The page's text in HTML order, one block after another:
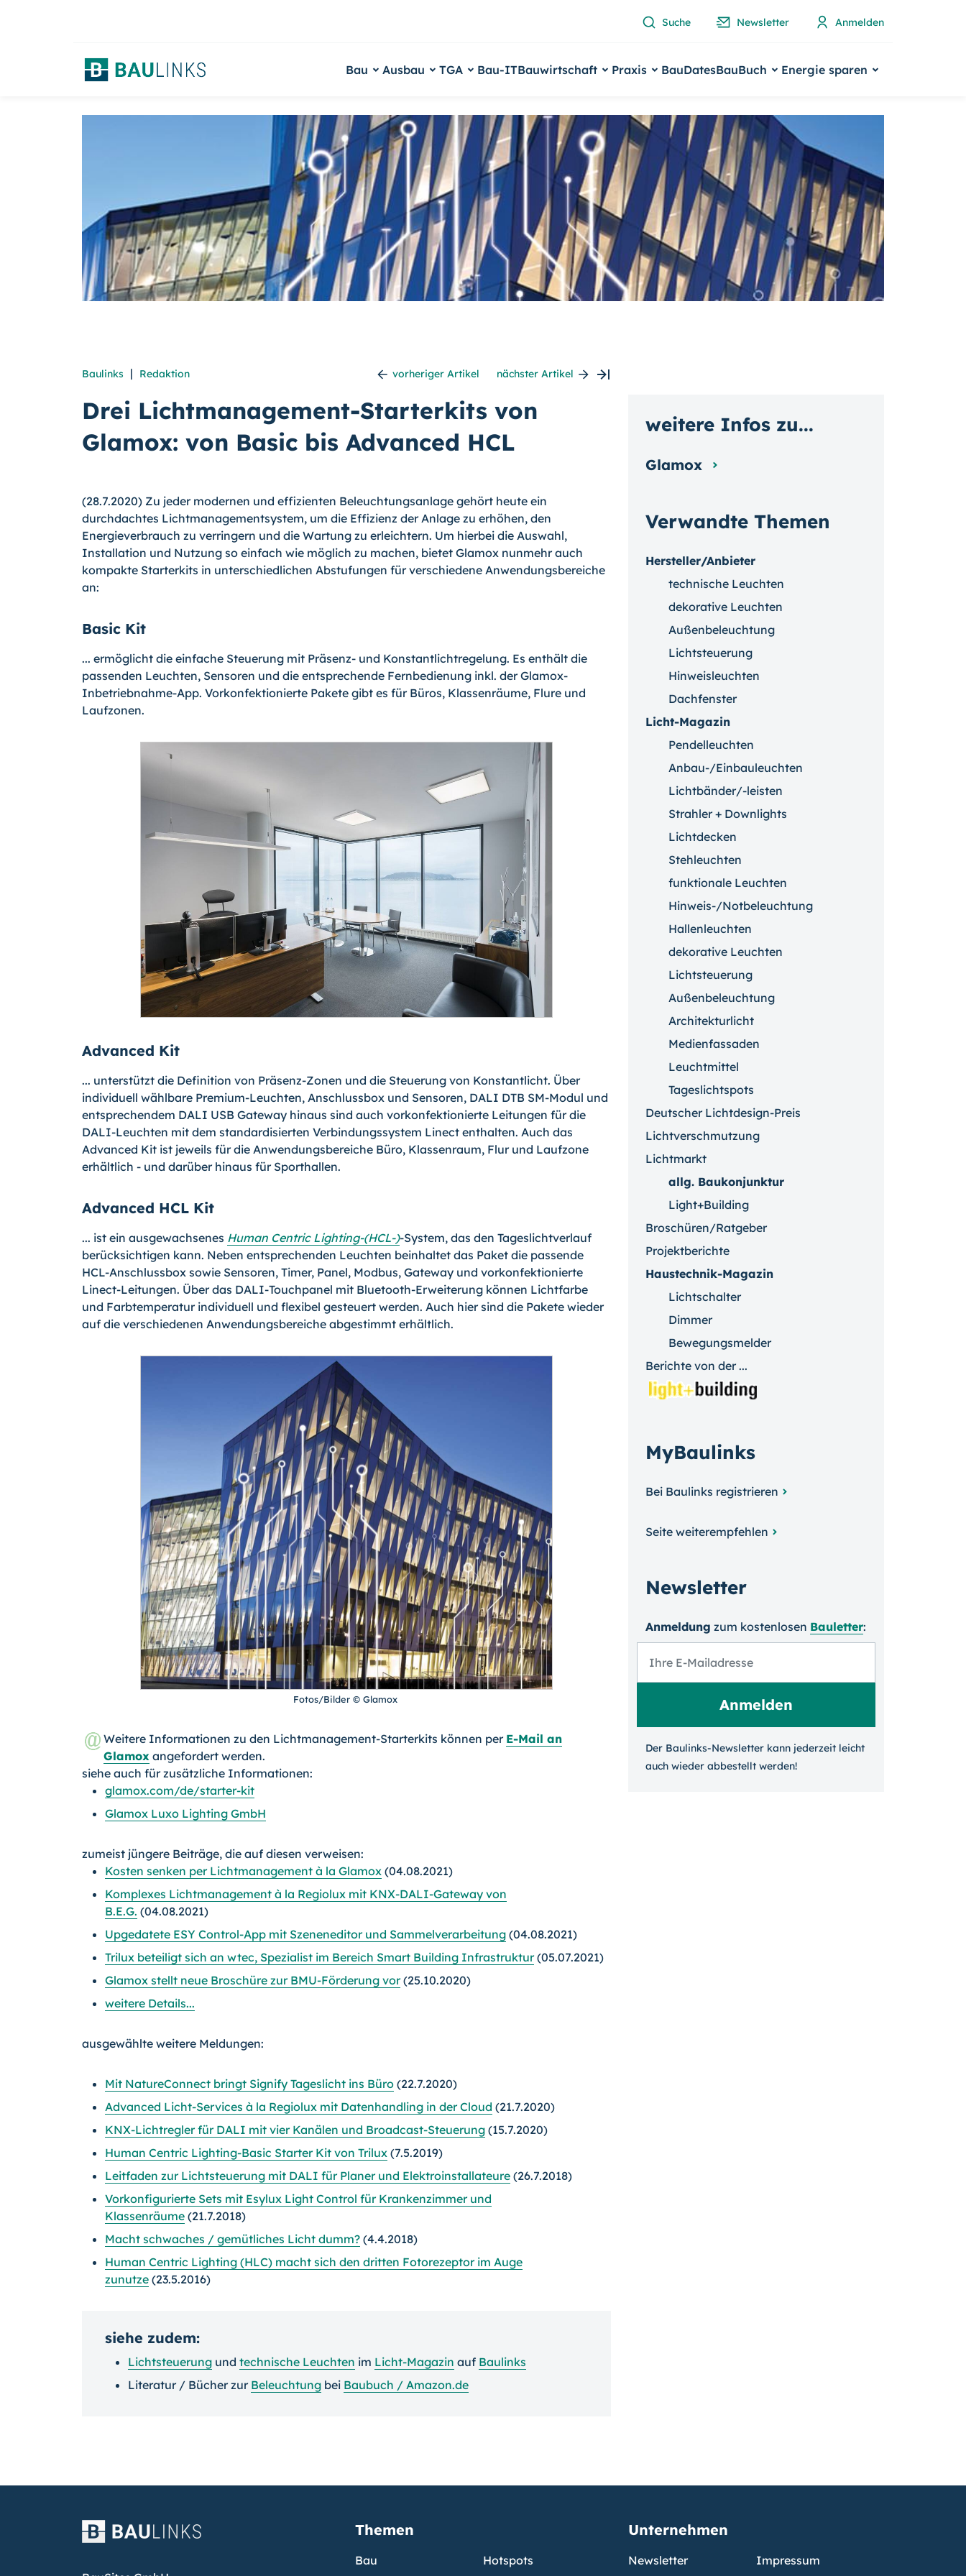
Suche Newsletter Anmelden
Bau Ausbau TGA Bau-ITBauwirtschaft Praxis BauDatesBauBuch Energie sparen
Baulinks | Redaktion vorheriger Artikel nächster Artikel
Drei Lichtmanagement-Starterkits von
Glamox: von Basic bis Advanced HCL
(28.7.2020) Zu jeder modernen und effizienten Beleuchtungsanlage gehört heute ein
durchdachtes Lichtmanagementsystem, um die Effizienz der Anlage zu erhöhen, den
Energieverbrauch zu verringern und die Wartung zu erleichtern. Um hierbei die Auswahl,
Installation und Nutzung so einfach wie möglich zu machen, bietet Glamox nunmehr auch
kompakte Starterkits in unterschiedlichen Abstufungen für verschiedene Anwendungsbereiche
an:
Basic Kit
... ermöglicht die einfache Steuerung mit Präsenz- und Konstantlichtregelung. Es enthält die
passenden Leuchten, Sensoren und die entsprechende Fernbedienung inkl. der Glamox-
Inbetriebnahme-App. Vorkonfektionierte Pakete gibt es für Büros, Klassenräume, Flure und
Laufzonen.
Advanced Kit
... unterstützt die Definition von Präsenz-Zonen und die Steuerung von Konstantlicht. Über
individuell wählbare Premium-Leuchten, Anschlussbox und Sensoren, DALI DTB SM-Modul und
entsprechendem DALI USB Gateway hinaus sind auch vorkonfektionierte Leitungen für die
DALI-Leuchten mit dem standardisierten Verbindungssystem Li­nect enthalten. Auch das
Advanced Kit ist jeweils für die Anwendungsbereiche Büro, Klassenraum, Flur und Laufzone
erhältlich - und darüber hinaus für Sporthallen.
Advanced HCL Kit
... ist ein ausgewachsenes Human Centric Lighting-(HCL-)-System, das den Tageslichtverlauf
berücksichtigen kann. Neben entsprechenden Leuchten beinhaltet das Paket die passende
HCL-Anschlussbox sowie Sensoren, Timer, Panel, Modbus, Gateway und vorkonfektionierte
Linect-Leitungen. Über das DALI-Touchpanel mit Bluetooth-Erweiterung können Lichtfarbe
und Farbtemperatur individuell und flexibel gesteuert werden. Auch hier sind die Pakete wieder
auf die verschiedenen Anwendungsbereiche abgestimmt erhältlich.
Fotos/Bilder © Glamox
Weitere Informationen zu den Lichtmanagement-Starterkits können per E-Mail an
Glamox angefordert werden.
siehe auch für zusätzliche Informationen:
glamox.com/de/starter-kit
Glamox Luxo Lighting GmbH
zumeist jüngere Beiträge, die auf diesen verweisen:
Kosten senken per Lichtmanagement à la Glamox (04.08.2021)
Komplexes Lichtmanagement à la Regiolux mit KNX-DALI-Gateway von
B.E.G. (04.08.2021)
Upgedatete ESY Control-App mit Szeneneditor und Sammelverarbeitung (04.08.2021)
Trilux beteiligt sich an wtec, Spezialist im Bereich Smart Building Infrastruktur(05.07.2021)
Glamox stellt neue Broschüre zur BMU-Förderung vor(25.10.2020)
weitere Details...
ausgewählte weitere Meldungen:
Mit NatureConnect bringt Signify Tageslicht ins Büro (22.7.2020)
Advanced Licht-Services à la Regiolux mit Datenhandling in der Cloud (21.7.2020)
KNX-Lichtregler für DALI mit vier Kanälen und Broadcast-Steuerung (15.7.2020)
Human Centric Lighting-Basic Starter Kit von Trilux (7.5.2019)
Leitfaden zur Lichtsteuerung mit DALI für Planer und Elektroinstallateure (26.7.2018)
Vorkonfigurierte Sets mit Esylux Light Control für Krankenzimmer und
Klassenräume (21.7.2018)
Macht schwaches / gemütliches Licht dumm? (4.4.2018)
Human Centric Lighting (HLC) macht sich den dritten Fotorezeptor im Auge
zunutze (23.5.2016)
siehe zudem:
Lichtsteuerung und technische Leuchten im Licht-Magazin auf Baulinks
Literatur / Bücher zur Beleuchtung bei Baubuch / Amazon.de
Verwandte Themen
Hersteller/Anbieter
technische Leuchten
dekorative Leuchten
Außenbeleuchtung
Lichtsteuerung
Hinweisleuchten
Dachfenster
Licht-Magazin
Pendelleuchten
Anbau-/Einbauleuchten
Lichtbänder/-leisten
Strahler + Downlights
Lichtdecken
Stehleuchten
funktionale Leuchten
Hinweis-/Notbeleuchtung
Hallenleuchten
dekorative Leuchten
Lichtsteuerung
Außenbeleuchtung
Architekturlicht
Medienfassaden
Leuchtmittel
Tageslichtspots
Deutscher Lichtdesign-Preis
Lichtverschmutzung
Lichtmarkt
allg. Baukonjunktur
Light+Building
Broschüren/Ratgeber
Projektberichte
Haustechnik-Magazin
Lichtschalter
Dimmer
Bewegungsmelder
Berichte von der ...
MyBaulinks
Bei Baulinks registrieren
Seite weiterempfehlen
Newsletter
Anmeldung zum kosten­losen Bauletter:
Der Baulinks-Newsletter kann jeder­zeit leicht
auch wieder ab­bestellt werden!
weitere Infos zu...
Glamox
Themen
Bau Hotspots
Unternehmen
Newsletter Impressum